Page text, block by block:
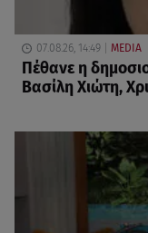
07.08.26, 14:49 MEDIA
Πέθανε η
Βασίλη Χιώτη,